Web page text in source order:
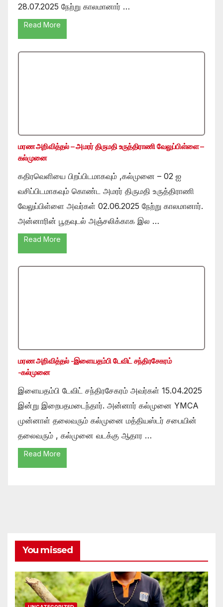
28.07.2025 நேற்று காலமானார் …
Read More
மரண அறிவித்தல் – அமரர் திருமதி உருத்திராணி வேலுப்பிள்ளை –
கல்முனை
கதிரவெளியை பிறப்பிடமாகவும் ,கல்முனை – 02 ஐ
வசிப்பிடமாகவும் கொண்ட அமரர் திருமதி உருத்திராணி
வேலுப்பிள்ளை அவர்கள் 02.06.2025 நேற்று காலமானார்.
அன்னாரின் பூதவுடல் அஞ்சலிக்காக இல …
Read More
மரண அறிவித்தல் -இளையதம்பி டேவிட் சந்திரசேகரம்
-கல்முனை
இளையதம்பி டேவிட் சந்திரசேகரம் அவர்கள் 15.04.2025
இன்று இறைபதமடைந்தார். அன்னார் கல்முனை YMCA
முன்னாள் தலைவரும் கல்முனை மத்தியஸ்டர் சபையின்
தலைவரும் , கல்முனை வடக்கு ஆதார …
Read More
You missed